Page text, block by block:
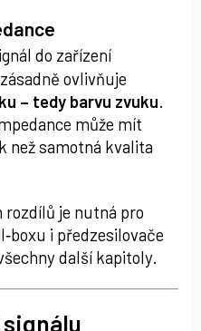
do zařízení
ovlivňuje
– tedy barvu zvuku.
může mít
než samotná kvalita
je nutná pro
i předzesilovače
další kapitoly.